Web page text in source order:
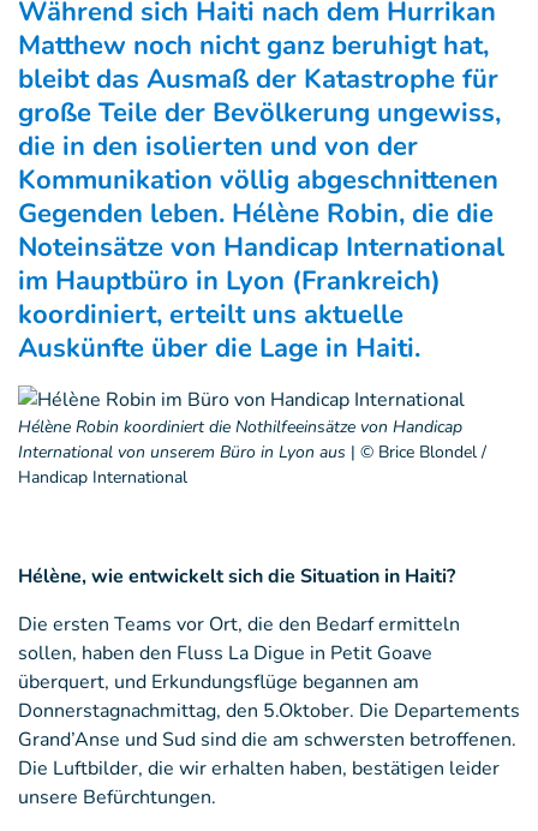
Während sich Haiti nach dem Hurrikan
Matthew noch nicht ganz beruhigt hat,
bleibt das Ausmaß der Katastrophe für
große Teile der Bevölkerung ungewiss,
die in den isolierten und von der
Kommunikation völlig abgeschnittenen
Gegenden leben. Hélène Robin, die die
Noteinsätze von Handicap International
im Hauptbüro in Lyon (Frankreich)
koordiniert, erteilt uns aktuelle
Auskünfte über die Lage in Haiti.
Hélène Robin koordiniert die Nothilfeeinsätze von Handicap
International von unserem Büro in Lyon aus | © Brice Blondel /
Handicap International
Hélène, wie entwickelt sich die Situation in Haiti?
Die ersten Teams vor Ort, die den Bedarf ermitteln
sollen, haben den Fluss La Digue in Petit Goave
überquert, und Erkundungsflüge begannen am
Donnerstagnachmittag, den 5.Oktober. Die Departements
Grand’Anse und Sud sind die am schwersten betroffenen.
Die Luftbilder, die wir erhalten haben, bestätigen leider
unsere Befürchtungen.